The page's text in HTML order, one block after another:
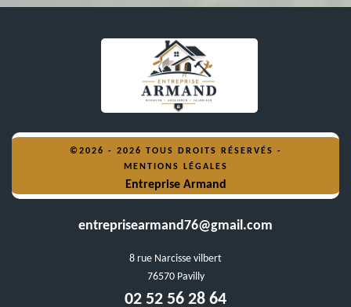
©2026 - 2026 TOUS DROITS RÉSERVÉS -
MENTIONS LÉGALES
Entreprise Armand
entreprisearmand76@gmail.com
8 rue Narcisse vilbert
76570 Pavilly
02 52 56 28 64